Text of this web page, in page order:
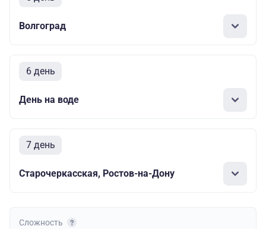
Волгоград
6 день
День на воде
7 день
Старочеркасская, Ростов-на-Дону
Сложность